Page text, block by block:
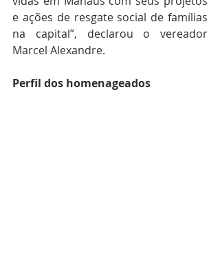
e ações de resgate social de famílias
na capital”, declarou o vereador
Marcel Alexandre.
Perfil dos homenageados